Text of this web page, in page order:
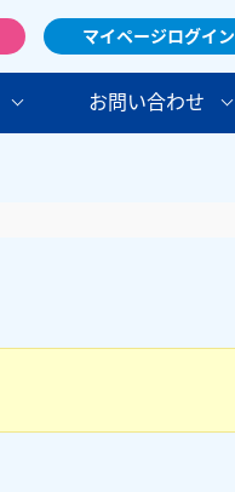
マイページログイン
お問い合わせ